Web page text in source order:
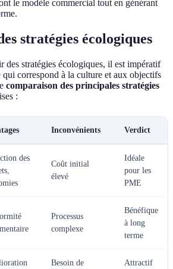
le modèle commercial tout en générant
stratégies écologiques
des stratégies écologiques, il est impératif
correspond à la culture et aux objectifs
comparaison des principales stratégies
:
Inconvénients Verdict
des
Coût initial
élevé
Idéale
pour les
PME
Processus
complexe
Bénéfique
à long
terme
Besoin de Attractif